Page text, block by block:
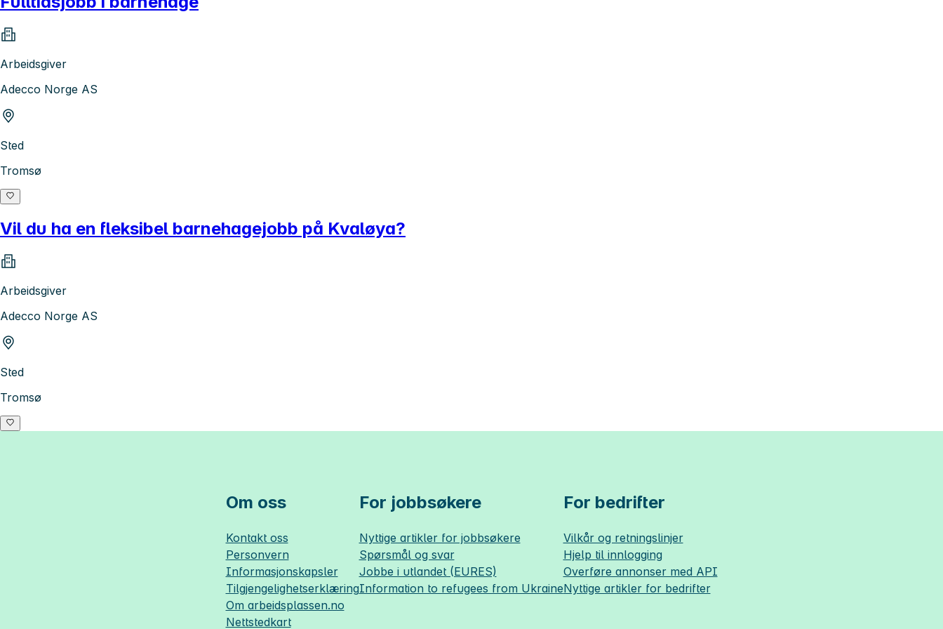
Arbeidsgiver
Adecco Norge AS
Sted
Tromsø
Vil du ha en fleksibel barnehagejobb på Kvaløya?
Arbeidsgiver
Adecco Norge AS
Sted
Tromsø
Om oss
Kontakt oss
Personvern
Informasjonskapsler
Tilgjengelighetserklæring
Om arbeidsplassen.no
Nettstedkart
For jobbsøkere
Nyttige artikler for jobbsøkere
Spørsmål og svar
Jobbe i utlandet (EURES)
Information to refugees from Ukraine
For bedrifter
Vilkår og retningslinjer
Hjelp til innlogging
Overføre annonser med API
Nyttige artikler for bedrifter